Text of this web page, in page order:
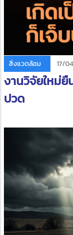
สิ่งแวดล้อม 17/
งานวิจัยใหม่ยื
ปวด